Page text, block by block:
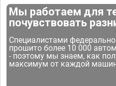
Мы работаем для
почувствовать
Специалистами
прошито более 10 000
- поэтому мы знаем, как
максимум от каждой